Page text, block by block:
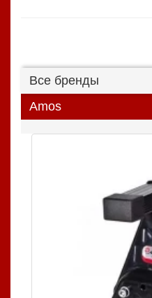
Все бренды
Amos